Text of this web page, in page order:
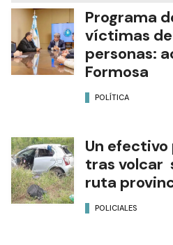
Programa
víctimas
personas:
Formosa
POLÍTICA
Un
tras volcar
ruta
POLICIALES